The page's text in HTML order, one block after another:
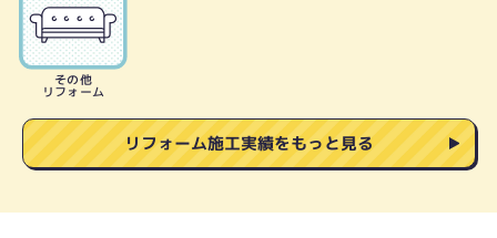
その他
リフォーム
リフォーム施工実績をもっと見る